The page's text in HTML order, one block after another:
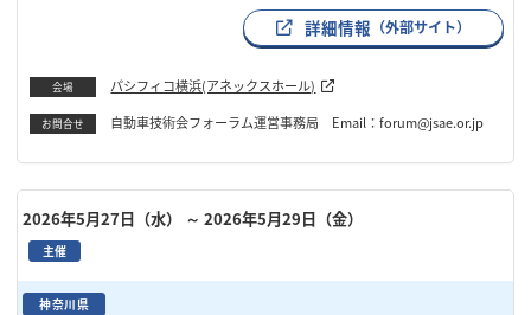
詳細情報 （外部サイト）
会場 パシフィコ横浜(アネックスホール)
お問合せ 自動車技術会フォーラム運営事務局 Email：forum@jsae.or.jp
2026年5月27日（水） ～ 2026年5月29日（金）
主催
神奈川県